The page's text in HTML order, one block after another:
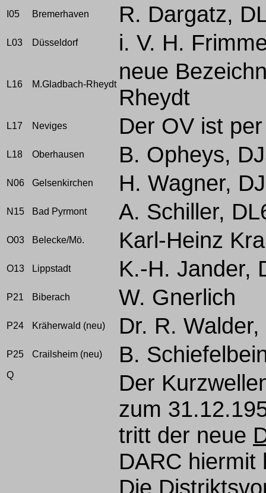
I05 Bremerhaven R. Dargatz,
L03 Düsseldorf i. V. H.
L16 M.Gladbach-Rheydt
neue
Rheydt
L17 Neviges Der OV ist
L18 Oberhausen B. Opheys,
N06 Gelsenkirchen H. Wagner,
N15 Bad Pyrmont A. Schiller,
O03 Belecke/Mö. Karl-Heinz
O13 Lippstadt K.-H. Jander,
P21 Biberach W. Gnerlich
P24 Kräherwald (neu) Dr. R.
P25 Crailsheim (neu) B.
Q
Der
zum
tritt der neue
DARC hiermit
Die